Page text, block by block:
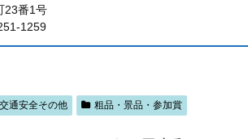
23番1号
1259
交通安全その他 粗品・景品・参加賞